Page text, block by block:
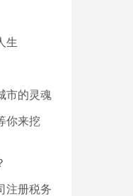
生
市的灵魂
你来挖
注册税务